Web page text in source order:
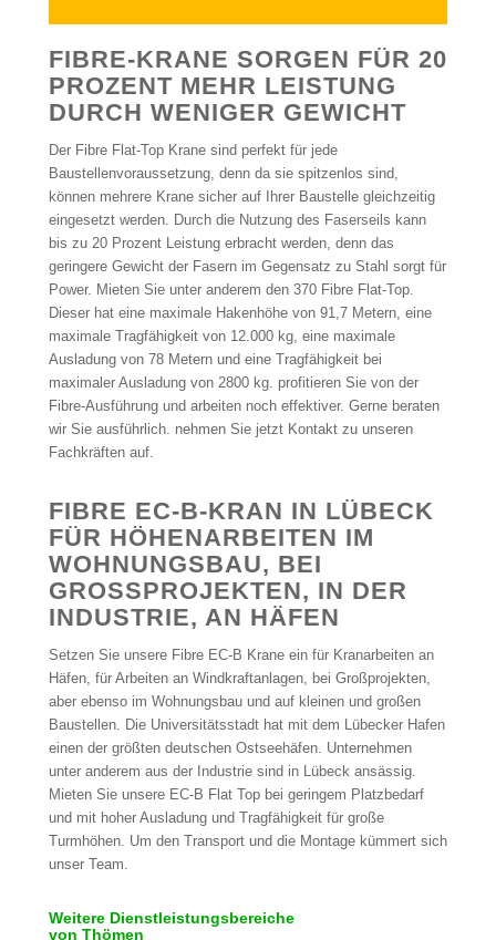
FIBRE-KRANE SORGEN FÜR 20
PROZENT MEHR LEISTUNG
DURCH WENIGER GEWICHT
Der Fibre Flat-Top Krane sind perfekt für jede
Baustellenvoraussetzung, denn da sie spitzenlos sind,
können mehrere Krane sicher auf Ihrer Baustelle gleichzeitig
eingesetzt werden. Durch die Nutzung des Faserseils kann
bis zu 20 Prozent Leistung erbracht werden, denn das
geringere Gewicht der Fasern im Gegensatz zu Stahl sorgt für
Power. Mieten Sie unter anderem den 370 Fibre Flat-Top.
Dieser hat eine maximale Hakenhöhe von 91,7 Metern, eine
maximale Tragfähigkeit von 12.000 kg, eine maximale
Ausladung von 78 Metern und eine Tragfähigkeit bei
maximaler Ausladung von 2800 kg. profitieren Sie von der
Fibre-Ausführung und arbeiten noch effektiver. Gerne beraten
wir Sie ausführlich. nehmen Sie jetzt Kontakt zu unseren
Fachkräften auf.
FIBRE EC-B-KRAN IN LÜBECK
FÜR HÖHENARBEITEN IM
WOHNUNGSBAU, BEI
GROSSPROJEKTEN, IN DER I
NDUSTRIE, AN HÄFEN
Setzen Sie unsere Fibre EC-B Krane ein für Kranarbeiten an
Häfen, für Arbeiten an Windkraftanlagen, bei Großprojekten,
aber ebenso im Wohnungsbau und auf kleinen und großen
Baustellen. Die Universitätsstadt hat mit dem Lübecker Hafen
einen der größten deutschen Ostseehäfen. Unternehmen
unter anderem aus der Industrie sind in Lübeck ansässig.
Mieten Sie unsere EC-B Flat Top bei geringem Platzbedarf
und mit hoher Ausladung und Tragfähigkeit für große
Turmhöhen. Um den Transport und die Montage kümmert sich
unser Team.
Weitere Dienstleistungsbereiche
von Thömen